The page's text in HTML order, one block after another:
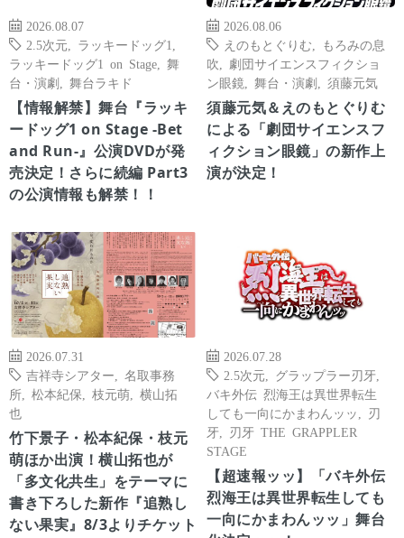
2026.08.07
2.5次元
ラッキードッグ1
ラッキードッグ1 on Stage
舞
台・演劇
舞台ラキド
【情報解禁】舞台『ラッキ
ードッグ1 on Stage -Bet
and Run-』公演DVDが発
売決定！さらに続編 Part3
の公演情報も解禁！！
2026.08.06
えのもとぐりむ
もろみの息
吹
劇団サイエンスフィクショ
ン眼鏡
舞台・演劇 須藤元気
須藤元気＆えのもとぐりむ
による「劇団サイエンスフ
ィクション眼鏡」の新作上
演が決定！
2026.07.31
吉祥寺シアター
名取事務
所
松本紀保 枝元萌
横山拓
也
竹下景子・松本紀保・枝元
萌ほか出演！横山拓也が
「多文化共生」をテーマに
書き下ろした新作『追熟し
ない果実』8/3よりチケット
2026.07.28
2.5次元
グラップラー刃牙
バキ外伝 烈海王は異世界転生
しても一向にかまわんッッ
刃
牙
刃牙 THE GRAPPLER
STAGE
【超速報ッッ】「バキ外伝
烈海王は異世界転生しても
一向にかまわんッッ」舞台